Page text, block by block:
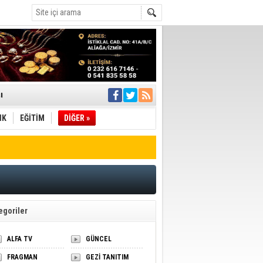
İletti
müdahale
EĞİTİM DİĞER »
ALFA TV GÜNCEL
FRAGMAN GEZİ TANITIM